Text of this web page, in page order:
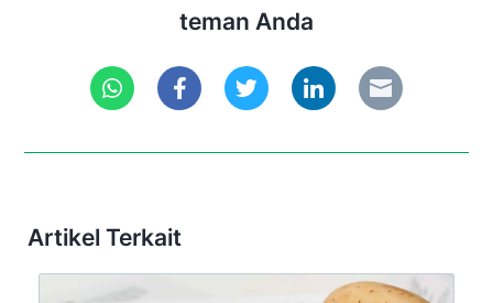
teman Anda
Artikel Terkait